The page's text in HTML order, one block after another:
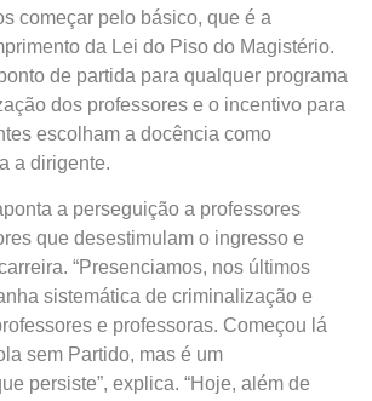
começar pelo básico, que é a
da Lei do Piso do Magistério.
de partida para qualquer programa
dos professores e o incentivo para
escolham a docência como
a dirigente.
a perseguição a professores
que desestimulam o ingresso e
“Presenciamos, nos últimos
sistemática de criminalização e
e professoras. Começou lá
sem Partido, mas é um
persiste”, explica. “Hoje, além de